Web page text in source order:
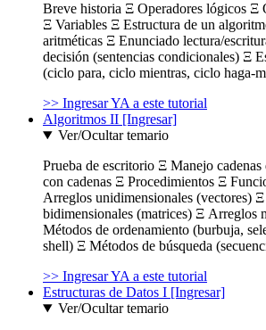
Breve historia Ξ Operadores lógicos Ξ
Ξ Variables Ξ Estructura de un
aritméticas Ξ Enunciado lectura/
decisión (sentencias condicionales) Ξ
(ciclo para, ciclo mientras, ciclo haga-
>> Ingresar YA a este tutorial
Algoritmos II [Ingresar]
Ver/Ocultar temario
Prueba de escritorio Ξ Manejo
con cadenas Ξ Procedimientos Ξ
Arreglos unidimensionales (vectores)
bidimensionales (matrices) Ξ Arreglos
Métodos de ordenamiento (burbuja,
shell) Ξ Métodos de búsqueda
>> Ingresar YA a este tutorial
Estructuras de Datos I [Ingresar]
Ver/Ocultar temario